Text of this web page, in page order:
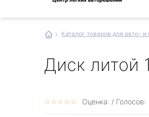
Каталог товаров для авто- и
Диск литой
☆☆☆☆☆
★★★★★ Оценка: / Голосов: